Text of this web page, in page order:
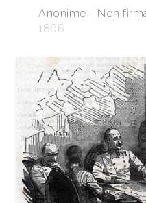
Anonime - Non
1866